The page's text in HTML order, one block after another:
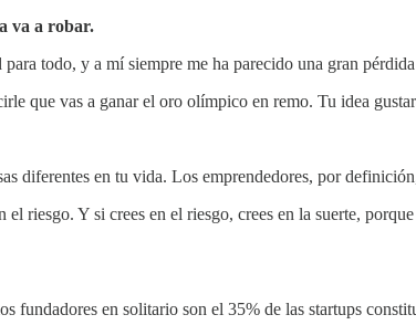
va a robar.
todo, y a mí siempre me ha parecido una gran
que vas a ganar el oro olímpico en remo. Tu idea
diferentes en tu vida. Los emprendedores, por
riesgo. Y si crees en el riesgo, crees en la suerte,
fundadores en solitario son el 35% de las startups